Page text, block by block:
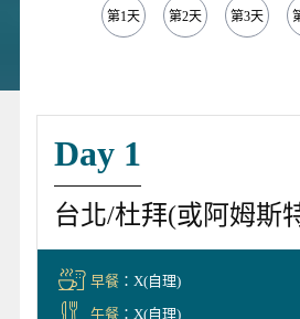
第1天 第2天 第3天
Day 1
台北/杜拜(或阿姆斯
早餐：X(自理)
午餐：X(自理)